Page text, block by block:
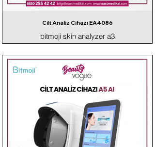
Cilt Analiz Cihazı EA4086
bitmoji skin analyzer a3